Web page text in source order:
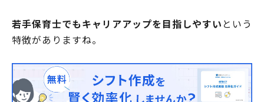
若手保育士でもキャリアアップを目指しやすい という
特徴がありますね。